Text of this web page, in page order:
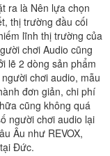
ra là Nên lựa chọn
thị trường đầu cối
lĩnh thị trường của
chơi Audio cũng
lẽ 2 dòng sản phẩm
chơi audio, mẫu
đơn giản, chi phí
cũng không quá
người chơi audio lại
Âu như REVOX,
Đức.